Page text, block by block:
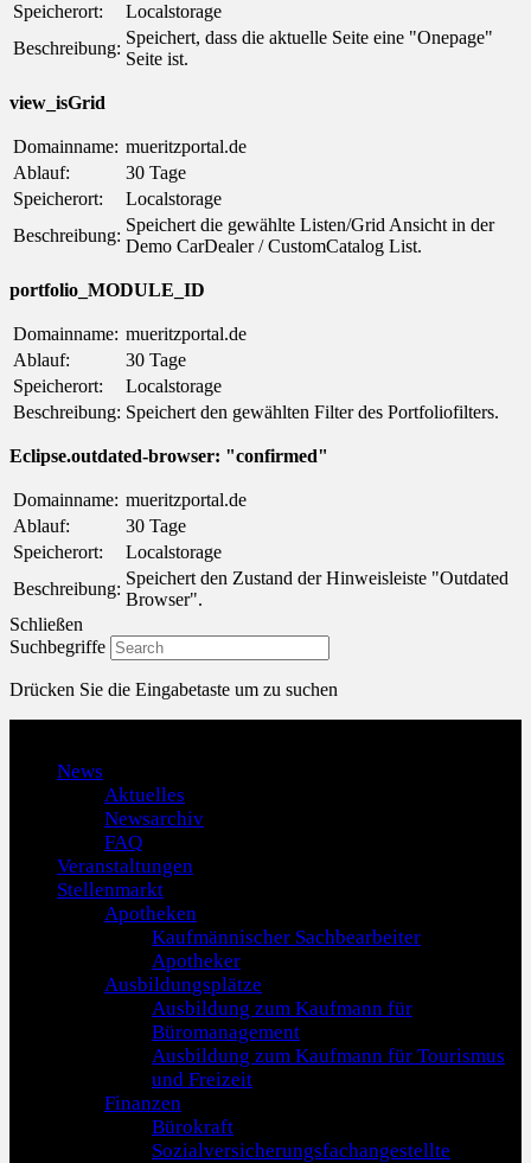
Speicherort:
Localstorage
Beschreibung:
Speichert, dass die aktuelle Seite eine "Onepage"
Seite ist.
view_isGrid
Domainname: mueritzportal.de
Ablauf:
30 Tage
Speicherort:
Localstorage
Beschreibung:
Speichert die gewählte Listen/Grid Ansicht in der
Demo CarDealer / CustomCatalog List.
portfolio_MODULE_ID
Domainname: mueritzportal.de
Ablauf:
30 Tage
Speicherort:
Localstorage
Beschreibung: Speichert den gewählten Filter des Portfoliofilters.
Eclipse.outdated-browser: "confirmed"
Domainname: mueritzportal.de
Ablauf:
30 Tage
Speicherort:
Localstorage
Beschreibung:
Speichert den Zustand der Hinweisleiste "Outdated
Browser".
Schließen
Suchbegriffe
Drücken Sie die Eingabetaste um zu suchen
News
Aktuelles
Newsarchiv
FAQ
Veranstaltungen
Stellenmarkt
Apotheken
Kaufmännischer Sachbearbeiter
Apotheker
Ausbildungsplätze
Ausbildung zum Kaufmann für
Büromanagement
Ausbildung zum Kaufmann für Tourismus
und Freizeit
Finanzen
Bürokraft
Sozialversicherungsfachangestellte